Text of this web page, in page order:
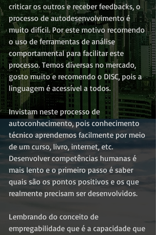
criticar os outros e receber feedbacks, o
processo de autodesenvolvimento é
muito difícil. Por este motivo recomendo
o uso de ferramentas de análise
comportamental para facilitar este
processo. Temos diversas no mercado,
gosto muito e recomendo o DISC, pois a
linguagem é acessível a todos.
Invistam neste processo de
autoconhecimento, pois conhecimento
técnico aprendemos facilmente por meio
de um curso, livro, internet, etc.
Desenvolver competências humanas é
mais lento e o primeiro passo é saber
quais são os pontos positivos e os que
realmente precisam ser desenvolvidos.
Lembrando do conceito de
empregabilidade que é a capacidade que